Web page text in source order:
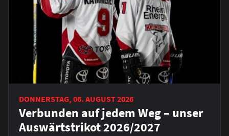
DONNERSTAG, 06. AUGUST 2026
Verbunden auf jedem Weg – unser
Auswärtstrikot 2026/2027